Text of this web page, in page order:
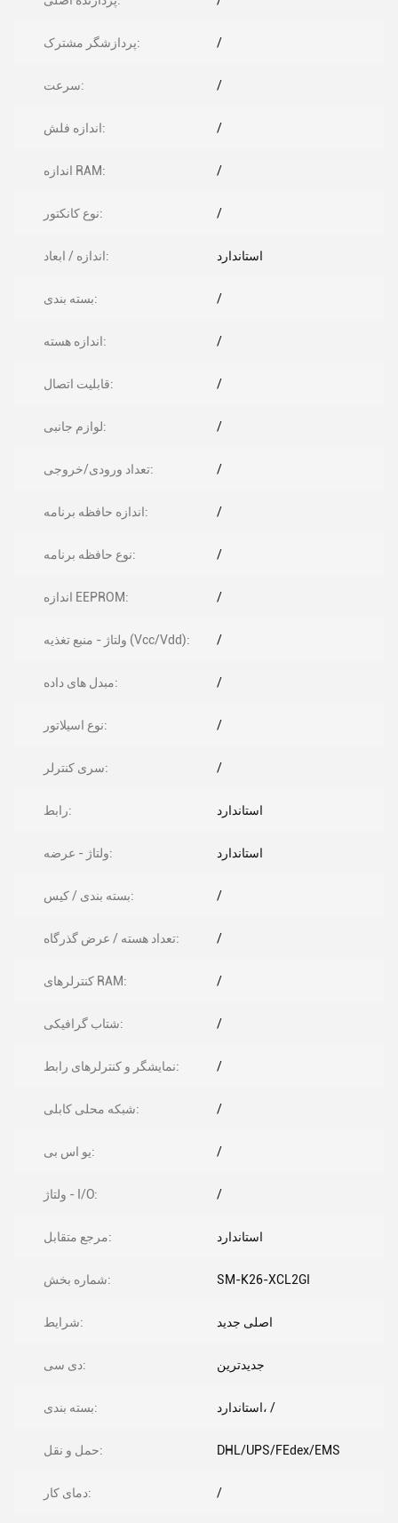
پردازشگر مشترک: /
سرعت: /
اندازه فلش: /
اندازه RAM: /
نوع کانکتور: /
اندازه / ابعاد: استاندارد
بسته بندی: /
اندازه هسته: /
قابلیت اتصال: /
لوازم جانبی: /
تعداد ورودی/خروجی: /
اندازه حافظه برنامه: /
نوع حافظه برنامه: /
اندازه EEPROM: /
ولتاژ - منبع تغذیه (Vcc/Vdd): /
مبدل های داده: /
نوع اسیلاتور: /
سری کنترلر: /
رابط: استاندارد
ولتاژ - عرضه: استاندارد
بسته بندی / کیس: /
تعداد هسته / عرض گذرگاه: /
کنترلرهای RAM: /
شتاب گرافیکی: /
نمایشگر و کنترلرهای رابط: /
شبکه محلی کابلی: /
یو اس بی: /
ولتاژ - I/O: /
مرجع متقابل: استاندارد
شماره بخش: SM-K26-XCL2GI
شرایط: اصلی جدید
دی سی: جدیدترین
بسته بندی: استاندارد، /
حمل و نقل: DHL/UPS/FEdex/EMS
دمای کار: /